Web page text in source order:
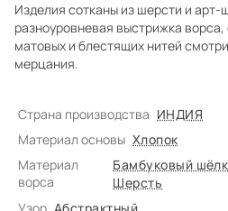
Изделия сотканы из шерсти и
разноуровневая выстрижка
матовых и блестящих нитей
мерцания.
Страна производства ИНДИЯ
Материал основы Хлопок
Материал
ворса
Бамбуковый шёлк
Шерсть